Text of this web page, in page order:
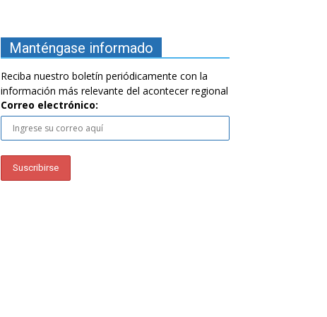
Manténgase informado
Reciba nuestro boletín periódicamente con la
información más relevante del acontecer regional
Correo electrónico: